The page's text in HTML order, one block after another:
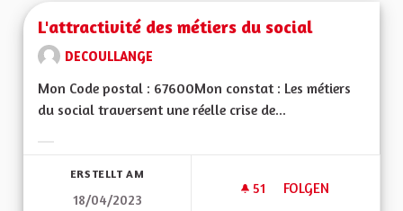
L'attractivité des métiers du social
DECOULLANGE
Mon Code postal : 67600Mon constat : Les métiers
du social traversent une réelle crise de...
ERSTELLT AM
18/04/2023
51 51 FOLLOWER
FOLGEN
L'ATTRACTIVITÉ